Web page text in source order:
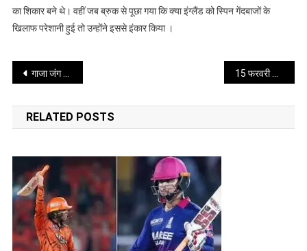
के
का शिकार बने थे। वहीं जब ब्रुक से पूछा गया कि क्या इंग्लैंड को स्पिन गेंदबाजों के
खिलाफ परेशानी हुई तो उन्होंने इससे इंकार किया ।
Post
navigation
गाजा जंग में मरने वालों की संख्या 72 हजार के पार रिपोर्ट में आरोप
RELATED POSTS